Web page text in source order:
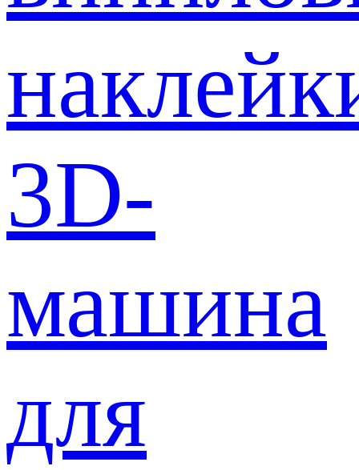
3D-
машина
для